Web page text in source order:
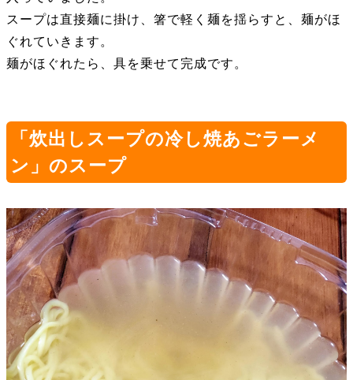
スープは直接麺に掛け、箸で軽く麺を揺らすと、麺がほ
ぐれていきます。
麺がほぐれたら、具を乗せて完成です。
「炊出しスープの冷し焼あごラーメ
ン」のスープ